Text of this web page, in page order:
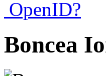
OpenID?
Boncea